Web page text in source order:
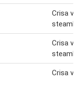
Crisa
Crisa
Crisa